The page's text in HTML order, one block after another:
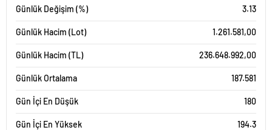
Günlük Değişim (%) 3.13
Günlük Hacim (Lot) 1.261.581,00
Günlük Hacim (TL) 236.648.992,00
Günlük Ortalama 187.581
Gün İçi En Düşük 180
Gün İçi En Yüksek 194.3